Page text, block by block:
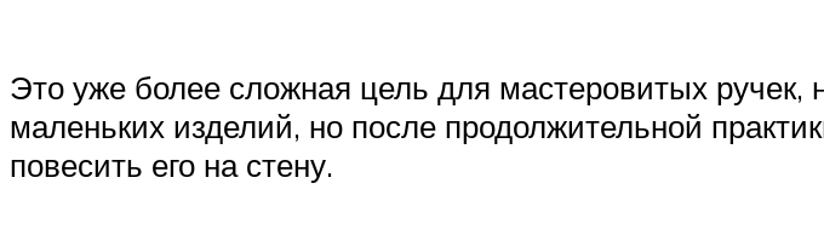
Это уже более сложная цель для мастеровитых ручек,
маленьких изделий, но после продолжительной
повесить его на стену.